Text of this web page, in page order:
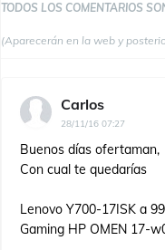
TODOS LOS COMENTARIOS
(Aparecerán en la web y
Carlos
28/11/16 07:27
Buenos días ofertaman,
Con cual te quedarías
Lenovo Y700-17ISK a
Gaming HP OMEN 17-